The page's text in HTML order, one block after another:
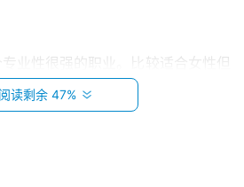
性很强的职业。比较适合女性但
才紧缺。国内精算师的收入月薪在1
可以的，未来几年的工资可能会上
阅读剩余 47%